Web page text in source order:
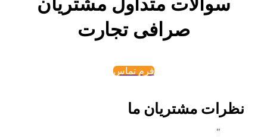
صرافی تجارت
فرم تماس
نظرات مشتریان ما